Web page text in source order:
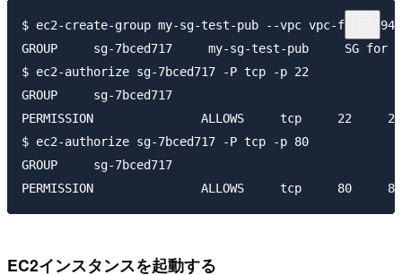
$ ec2-create-group my-sg-test-pub --vpc vpc-
GROUP     sg-7bced717     my-sg-test-pub     SG for
$ ec2-authorize sg-7bced717 -P tcp -p 22
GROUP     sg-7bced717
PERMISSION               ALLOWS     tcp     22
$ ec2-authorize sg-7bced717 -P tcp -p 80
GROUP     sg-7bced717
EC2インスタンスを起動する